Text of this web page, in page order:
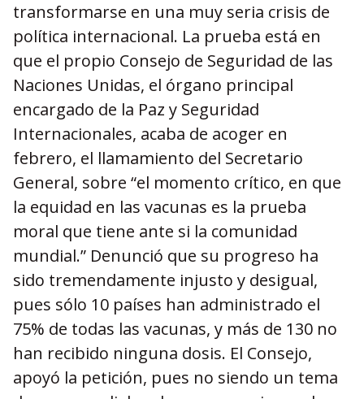
transformarse en una muy seria crisis de
política internacional. La prueba está en
que el propio Consejo de Seguridad de las
Naciones Unidas, el órgano principal
encargado de la Paz y Seguridad
Internacionales, acaba de acoger en
febrero, el llamamiento del Secretario
General, sobre “el momento crítico, en que
la equidad en las vacunas es la prueba
moral que tiene ante si la comunidad
mundial.” Denunció que su progreso ha
sido tremendamente injusto y desigual,
pues sólo 10 países han administrado el
75% de todas las vacunas, y más de 130 no
han recibido ninguna dosis. El Consejo,
apoyó la petición, pues no siendo un tema